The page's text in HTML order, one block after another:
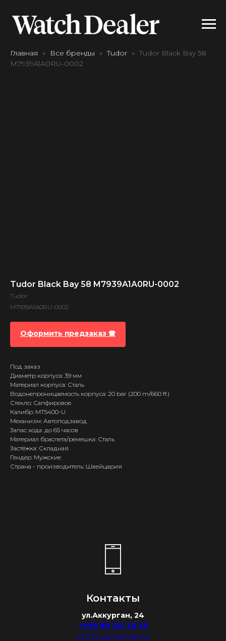
Главная Все бренды Tudor
Tudor Black Bay 58
M7939A1A0RU-0002
Tudor Black Bay 58 M7939A1A0RU-0002
Tudor
M7939A1A0RU-0002
Оформить предзаказ 🕿
Под заказ
Диаметр корпуса: 39 мм
Материал корпуса: Сталь
Водонепроницаемость корпуса: 20 bar (200 m/660 ft)
Стекло: Сапфировое
Калибр: MT5400-U
Механизм: Автоподзавод
Запас хода: до 65 часов
Материал браслета/ремешка: Сталь
Застёжка: Складная
Гендер: Мужские
Страна - производитель: Швейцария
Контакты
ул.Аккурган, 24
+998 88 281 28 28
info@watchdealer.uz